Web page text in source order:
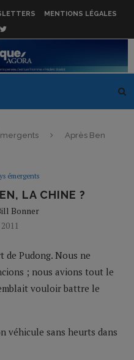
MENTIONS LÉGALES
Après Ben
émergents
LA CHINE ?
Bonner
de Pudong. Nous ne
; nous avions tout le
vouloir battre le
véhicule sans heurts dans